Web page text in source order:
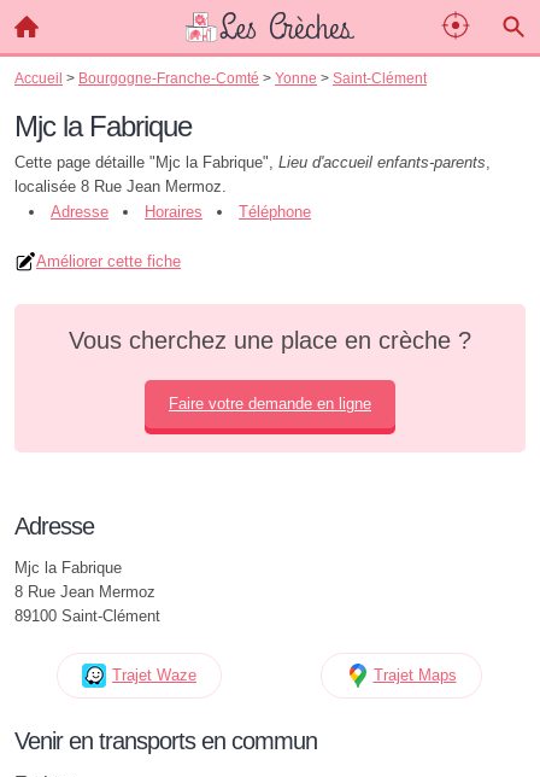
Accueil > Bourgogne-Franche-Comté > Yonne > Saint-Clément
Mjc la Fabrique
Cette page détaille "Mjc la Fabrique", Lieu d'accueil enfants-parents,
localisée 8 Rue Jean Mermoz.
Adresse
Horaires Téléphone
Améliorer cette fiche
Vous cherchez une place en crèche ?
Faire votre demande en ligne
Adresse
Mjc la Fabrique
8 Rue Jean Mermoz
89100 Saint-Clément
Trajet Waze Trajet Maps
Venir en transports en commun